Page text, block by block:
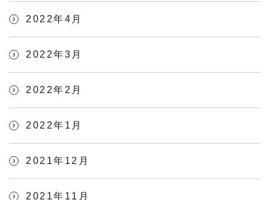
2022年4月
2022年3月
2022年2月
2022年1月
2021年12月
2021年11月